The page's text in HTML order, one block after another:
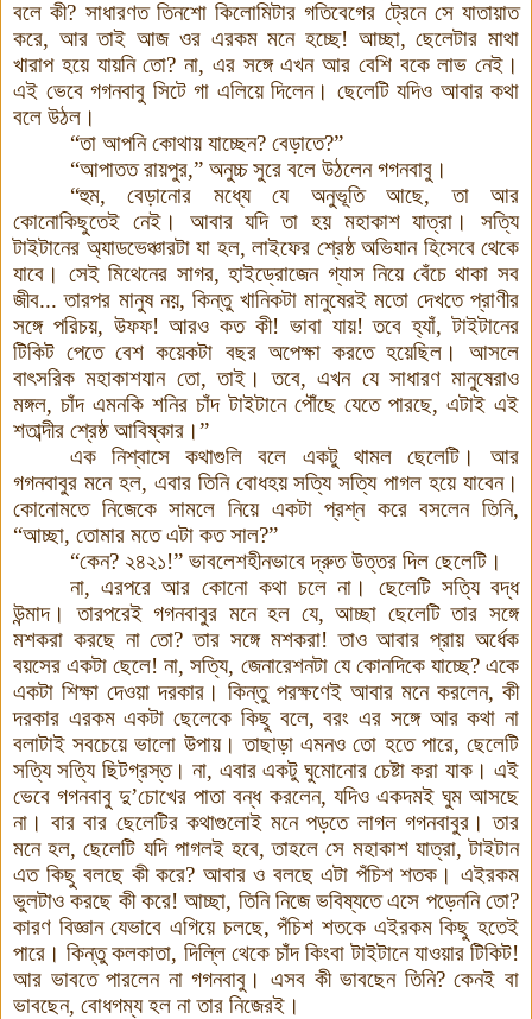
বলে কী? সাধারণত তিনশো কিলোমিটার গতিবেগের ট্রেনে সে যাতায়াত
করে, আর তাই আজ ওর এরকম মনে হচ্ছে! আচ্ছা,ছেলেটার মাথা
খারাপ হয়ে যায়নি তো? না, এর সঙ্গে এখন আর বেশি বকে লাভ নেই।
এই ভেবে গগনবাবু সিটে গা এলিয়ে দিলেন। ছেলেটি যদিও আবার কথা
বলে উঠল।
“তা আপনি কোথায় যাচ্ছেন? বেড়াতে?”
“আপাতত রায়পুর,” অনুচ্চ সুরে বলে উঠলেন গগনবাবু।
“হুম,বেড়ানোর মধ্যে যে অনুভূতি আছে,তা আর
কোনোকিছুতেই নেই। আবার যদি তা হয় মহাকাশ যাত্রা। সত্যি
টাইটানের অ্যাডভেঞ্চারটা যা হল, লাইফের শ্রেষ্ঠ অভিযান হিসেবে থেকে
যাবে । সেই মিথেনের সাগর,হাইড্রোজেন গ্যাস নিয়ে বেঁচে থাকা সব
জীব... তারপর মানুষ নয়, কিন্তু খানিকটা মানুষেরই মতো দেখতে প্রাণীর
সঙ্গে পরিচয়, উফফ!আরও কত কী! ভাবা যায়!তবে হ্যাঁ,টাইটানের
টিকিট পেতে বেশ কয়েকটা বছর অপেক্ষা করতে হয়েছিল। আসলে
বাৎসরিক মহাকাশযান তো,তাই। তবে,এখন যে সাধারণ মানুষেরাও
মঙ্গল,চাঁদ এমনকি শনির চাঁদ টাইটানে পৌঁছে যেতে পারছে, এটাই এই
শতাব্দীর শ্রেষ্ঠ আবিষ্কার ।”
এক নিশ্বাসে কথাগুলি বলে একটু থামল ছেলেটি। আর
গগনবাবুর মনে হল, এবার তিনি বোধহয় সত্যি সত্যি পাগল হয়ে যাবেন।
কোনোমতে নিজেকে সামলে নিয়ে একটা প্রশ্ন করে বসলেন তিনি,
“আচ্ছা, তোমার মতে এটা কত সাল?”
“কেন? ২৪২১!” ভাবলেশহীনভাবে দ্রুত উত্তর দিল ছেলেটি ।
না,এরপরে আর কোনো কথা চলে না। ছেলেটি সত্যি বদ্ধ
উন্মাদ। তারপরেই গগনবাবুর মনে হল যে, আচ্ছা ছেলেটি তার সঙ্গে
মশকরা করছে না তো?তার সঙ্গে মশকরা!তাও আবার প্রায় অর্ধেক
বয়সের একটা ছেলে! না,সত্যি, জেনারেশনটা যে কোনদিকে যাচ্ছে?একে
একটা শিক্ষা দেওয়া দরকার । কিন্তু পরক্ষণেই আবার মনে করলেন,কী
দরকার এরকম একটা ছেলেকে কিছু বলে,বরং এর সঙ্গে আর কথা না
বলাটাই সবচেয়ে ভালো উপায়। তাছাড়া এমনও তো হতে পারে, ছেলেটি
সত্যি সত্যি ছিটগ্রস্ত। না, এবার একটু ঘুমোনোর চেষ্টা করা যাক। এই
ভেবে গগনবাবু দু’চোখের পাতা বন্ধ করলেন, যদিও একদমই ঘুম আসছে
না। বার বার ছেলেটির কথাগুলোই মনে পড়তে লাগল গগনবাবুর। তার
মনে হল,ছেলেটি যদি পাগলই হবে,তাহলে সে মহাকাশ যাত্রা,টাইটান
এত কিছু বলছে কী করে? আবার ও বলছে এটা পঁচিশ শতক। এইরকম
ভুলটাও করছে কী করে!আচ্ছা, তিনি নিজে ভবিষ্যতে এসে পড়েননি তো?
কারণ বিজ্ঞান যেভাবে এগিয়ে চলছে,পঁচিশ শতকে এইরকম কিছু হতেই
পারে। কিন্তু কলকাতা, দিল্লি থেকে চাঁদ কিংবা টাইটানে যাওয়ার টিকিট!
আর ভাবতে পারলেন না গগনবাবু। এসব কী ভাবছেন তিনি?কেনই বা
ভাবছেন, বোধগম্য হল না তার নিজেরই ।